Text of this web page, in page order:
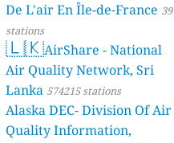
De L'air En Île-de-France 39
stations
🇱🇰AirShare - National
Air Quality Network, Sri
Lanka 574215 stations
Alaska DEC- Division Of Air
Quality Information,